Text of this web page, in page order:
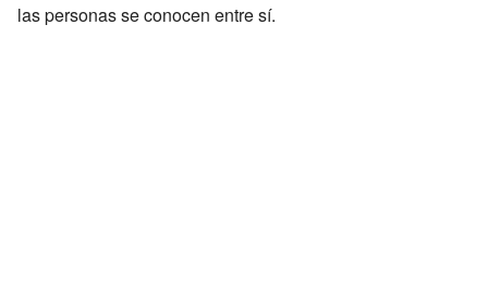
las personas se conocen entre sí.